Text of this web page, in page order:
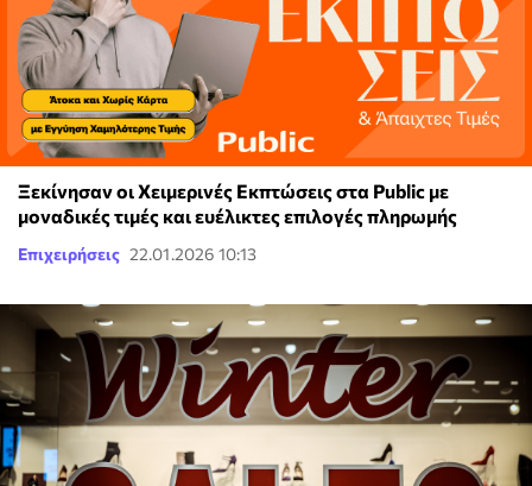
Ξεκίνησαν οι Χειμερινές Εκπτώσεις στα Public με
μοναδικές τιμές και ευέλικτες επιλογές πληρωμής
Επιχειρήσεις 22.01.2026 10:13